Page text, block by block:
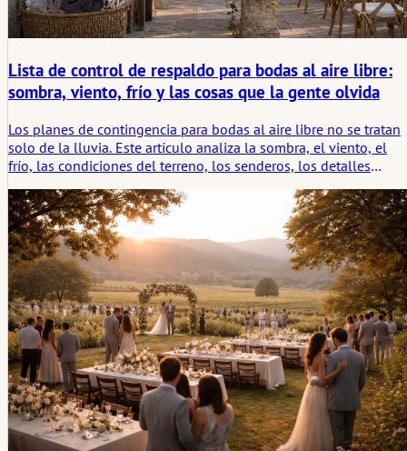
Lista de control de respaldo para bodas al aire libre:
sombra, viento, frío y las cosas que la gente olvida
Los planes de contingencia para bodas al aire libre no se tratan
solo de la lluvia. Este artículo analiza la sombra, el viento, el
frío, las condiciones del terreno, los senderos, los detalles
del clima que definen cómo se recuerda una celebración al aire
libre.